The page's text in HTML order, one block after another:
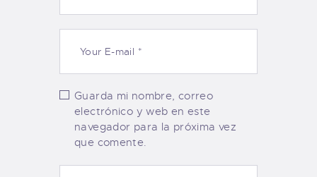
Guarda mi nombre, correo
electrónico y web en este
navegador para la próxima vez
que comente.